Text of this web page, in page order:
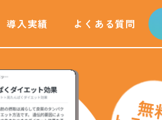
導入実績 よくある質問